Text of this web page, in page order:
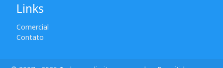
Links
Comercial
Contato